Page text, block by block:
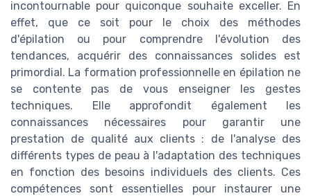
incontournable pour quiconque souhaite exceller. En
effet, que ce soit pour le choix des méthodes
d'épilation ou pour comprendre l'évolution des
tendances, acquérir des connaissances solides est
primordial. La formation professionnelle en épilation ne
se contente pas de vous enseigner les gestes
techniques. Elle approfondit également les
connaissances nécessaires pour garantir une
prestation de qualité aux clients : de l'analyse des
différents types de peau à l'adaptation des techniques
en fonction des besoins individuels des clients. Ces
compétences sont essentielles pour instaurer une